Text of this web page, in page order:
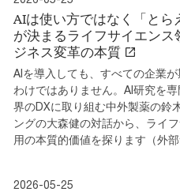
AIは使い方ではなく「とら
が決まるライフサイエンス
ジネス変革の本質
AIを導入しても、すべての企業
わけではありません。AI研究を
界のDXに取り組む中外製薬の鈴
ングの大森健の対話から、ライ
用の本質的価値を探ります（外部
2026-05-25